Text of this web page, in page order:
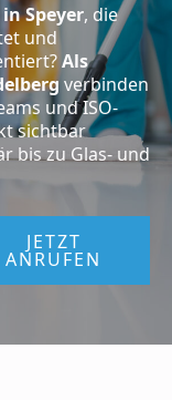
Speyer, die
und
Als
verbinden
und ISO-
sichtbar
bis zu Glas- und
JETZT
ANRUFEN